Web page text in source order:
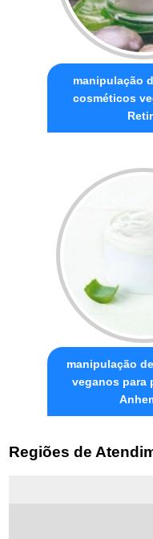
manipulação
cosméticos
manipulação
veganos para
Regiões de